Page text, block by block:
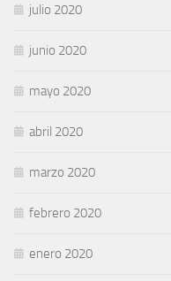
julio 2020
junio 2020
mayo 2020
abril 2020
marzo 2020
febrero 2020
enero 2020